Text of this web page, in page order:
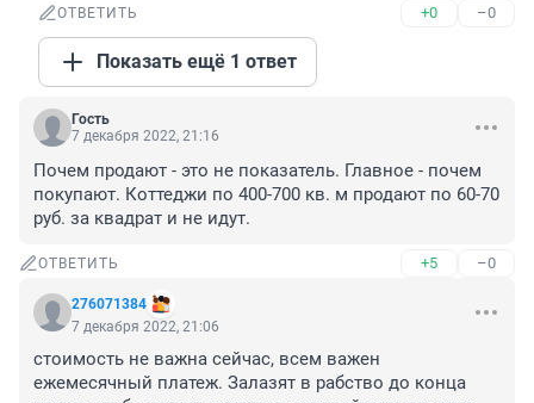
ОТВЕТИТЬ +0 –0
Показать ещё 1 ответ
Гость
7 декабря 2022, 21:16
Почем продают - это не показатель. Главное - почем
покупают. Коттеджи по 400-700 кв. м продают по 60-70
руб. за квадрат и не идут.
ОТВЕТИТЬ +5 –0
276071384
7 декабря 2022, 21:06
стоимость не важна сейчас, всем важен
ежемесячный платеж. Залазят в рабство до конца